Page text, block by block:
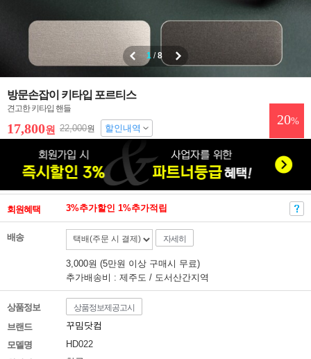
1 /8
방문손잡이 키타입 포르티스
견고한 키타입 핸들
17,800원 22,000원 할인내역
20%
회원혜택 3%추가할인 1%추가적립
배송 자세히
3,000원 (5만원 이상 구매시 무료)
추가배송비 : 제주도 / 도서산간지역
상품정보 상품정보제공고시
브랜드
꾸밈닷컴
모델명
HD022